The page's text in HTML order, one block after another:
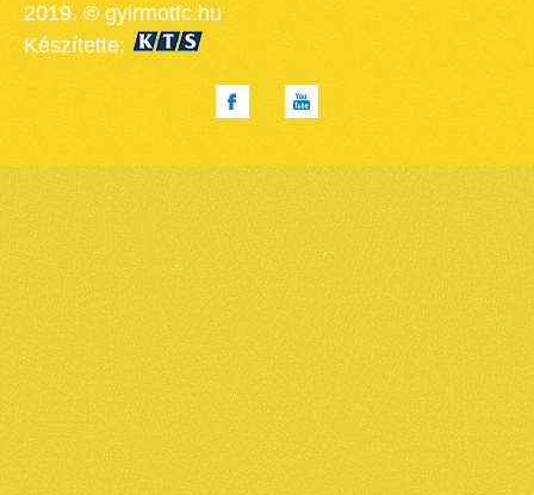
2019. © gyirmotfc.hu
Készítette: